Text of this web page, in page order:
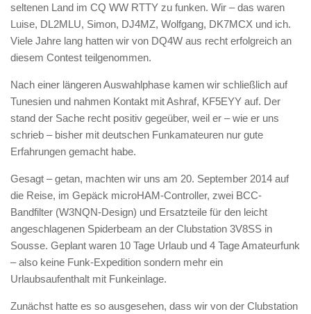
seltenen Land im CQ WW RTTY zu funken. Wir – das waren
Luise, DL2MLU, Simon, DJ4MZ, Wolfgang, DK7MCX und ich.
Viele Jahre lang hatten wir von DQ4W aus recht erfolgreich an
diesem Contest teilgenommen.
Nach einer längeren Auswahlphase kamen wir schließlich auf
Tunesien und nahmen Kontakt mit Ashraf, KF5EYY auf. Der
stand der Sache recht positiv gegeüber, weil er – wie er uns
schrieb – bisher mit deutschen Funkamateuren nur gute
Erfahrungen gemacht habe.
Gesagt – getan, machten wir uns am 20. September 2014 auf
die Reise, im Gepäck microHAM-Controller, zwei BCC-
Bandfilter (W3NQN-Design) und Ersatzteile für den leicht
angeschlagenen Spiderbeam an der Clubstation 3V8SS in
Sousse. Geplant waren 10 Tage Urlaub und 4 Tage Amateurfunk
– also keine Funk-Expedition sondern mehr ein
Urlaubsaufenthalt mit Funkeinlage.
Zunächst hatte es so ausgesehen, dass wir von der Clubstation